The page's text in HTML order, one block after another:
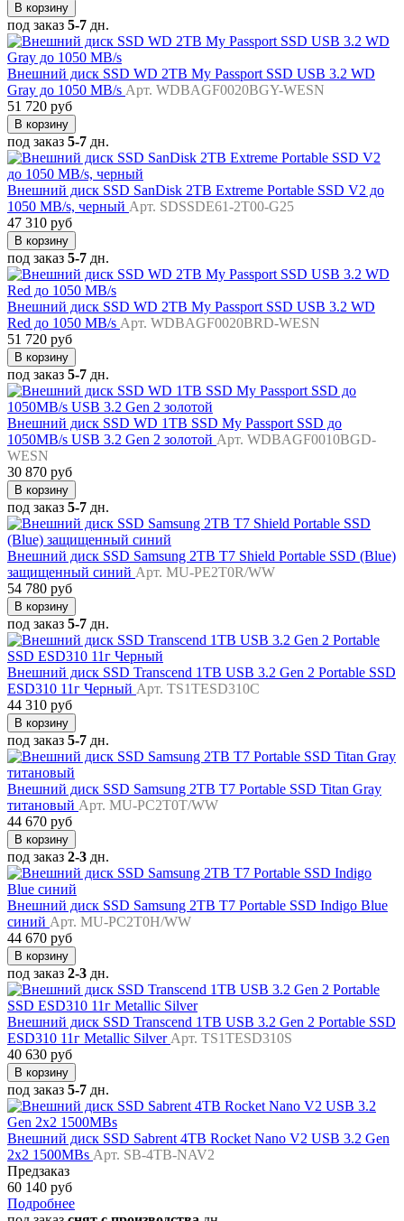
В корзину
под заказ 5-7 дн.
Внешний диск SSD WD 2TB My Passport SSD USB 3.2 WD
Gray до 1050 MB/s Арт. WDBAGF0020BGY-WESN
51 720 руб
В корзину
под заказ 5-7 дн.
Внешний диск SSD SanDisk 2TB Extreme Portable SSD V2 до
1050 MB/s, черный Арт. SDSSDE61-2T00-G25
47 310 руб
В корзину
под заказ 5-7 дн.
Внешний диск SSD WD 2TB My Passport SSD USB 3.2 WD
Red до 1050 MB/s Арт. WDBAGF0020BRD-WESN
51 720 руб
В корзину
под заказ 5-7 дн.
Внешний диск SSD WD 1TB SSD My Passport SSD до
1050MB/s USB 3.2 Gen 2 золотой Арт. WDBAGF0010BGD-
WESN
30 870 руб
В корзину
под заказ 5-7 дн.
Внешний диск SSD Samsung 2TB T7 Shield Portable SSD (Blue)
защищенный синий Арт. MU-PE2T0R/WW
54 780 руб
В корзину
под заказ 5-7 дн.
Внешний диск SSD Transcend 1TB USB 3.2 Gen 2 Portable SSD
ESD310 11г Черный Арт. TS1TESD310C
44 310 руб
В корзину
под заказ 5-7 дн.
Внешний диск SSD Samsung 2TB T7 Portable SSD Titan Gray
титановый Арт. MU-PC2T0T/WW
44 670 руб
В корзину
под заказ 2-3 дн.
Внешний диск SSD Samsung 2TB T7 Portable SSD Indigo Blue
синий Арт. MU-PC2T0H/WW
44 670 руб
В корзину
под заказ 2-3 дн.
Внешний диск SSD Transcend 1TB USB 3.2 Gen 2 Portable SSD
ESD310 11г Metallic SilverАрт. TS1TESD310S
40 630 руб
В корзину
под заказ 5-7 дн.
Внешний диск SSD Sabrent 4TB Rocket Nano V2 USB 3.2 Gen
2x2 1500MBs Арт. SB-4TB-NAV2
Предзаказ
60 140 руб
Подробнее